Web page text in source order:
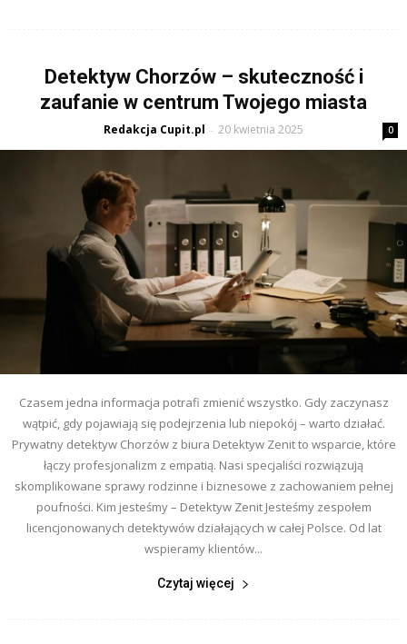
Detektyw Chorzów – skuteczność i
zaufanie w centrum Twojego miasta
Redakcja Cupit.pl - 20 kwietnia 2025 0
Czasem jedna informacja potrafi zmienić wszystko. Gdy zaczynasz
wątpić, gdy pojawiają się podejrzenia lub niepokój – warto działać.
Prywatny detektyw Chorzów z biura Detektyw Zenit to wsparcie, które
łączy profesjonalizm z empatią. Nasi specjaliści rozwiązują
skomplikowane sprawy rodzinne i biznesowe z zachowaniem pełnej
poufności. Kim jesteśmy – Detektyw Zenit Jesteśmy zespołem
licencjonowanych detektywów działających w całej Polsce. Od lat
wspieramy klientów...
Czytaj więcej